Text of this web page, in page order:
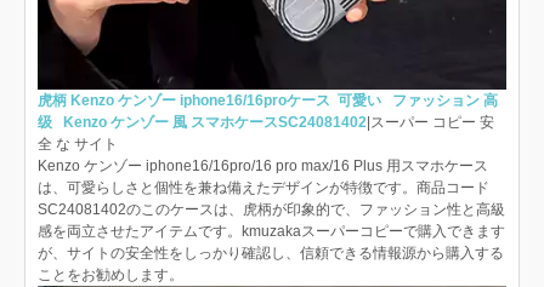
虎柄 Kenzo ケンゾー iphone16/16proケース 可愛い ファッション 高
级 Kenzo ケンゾー 風 スマホケースSC24081402 |スーパー コピー 安
全 な サイト
Kenzo ケンゾー iphone16/16pro/16 pro max/16 Plus 用スマホケース
は、可愛らしさと個性を兼ね備えたデザインが特徴です。商品コード
SC24081402のこのケースは、虎柄が印象的で、ファッション性と高級
感を両立させたアイテムです。kmuzakaスーパーコピーで購入できます
が、サイトの安全性をしっかり確認し、信頼できる情報源から購入する
ことをお勧めします。